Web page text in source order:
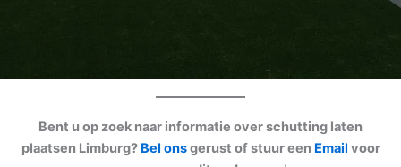
Bent u op zoek naar informatie over schutting laten
plaatsen Limburg? Bel onsgerust of stuur een Email voor